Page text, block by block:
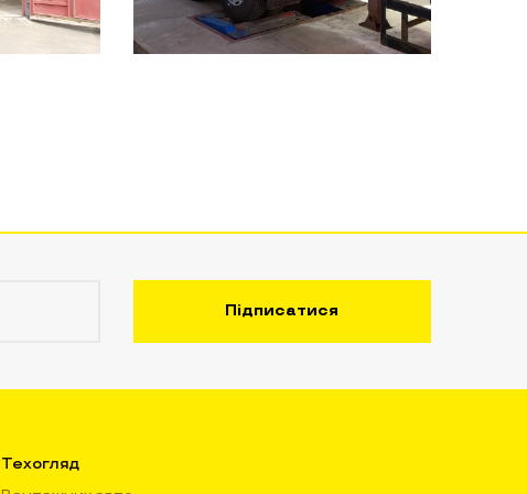
Техогляд